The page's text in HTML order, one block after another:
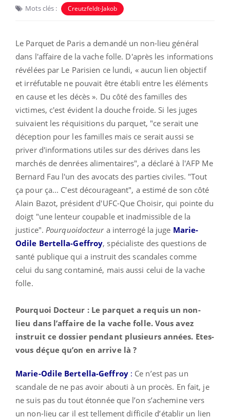
Mots clés : Creutzfeldt-Jakob
Le Parquet de Paris a demandé un non-lieu général
dans l'affaire de la vache folle. D'après les informations
révélées par Le Parisien ce lundi, « aucun lien objectif
et irréfutable ne pouvait être établi entre les éléments
en cause et les décès ». Du côté des familles des
victimes, c'est évident la douche froide. Si les juges
suivaient les réquisitions du parquet, "ce serait une
déception pour les familles mais ce serait aussi se
priver d'informations utiles sur des dérives dans les
marchés de denrées alimentaires", a déclaré à l'AFP Me
Bernard Fau l'un des avocats des parties civiles. "Tout
ça pour ça... C'est décourageant", a estimé de son côté
Alain Bazot, président d'UFC-Que Choisir, qui pointe du
doigt "une lenteur coupable et inadmissible de la
justice". Pourquoidocteura interrogé la juge Marie-
Odile Bertella-Geffroy, spécialiste des questions de
santé publique qui a instruit des scandales comme
celui du sang contaminé, mais aussi celui de la vache
folle.
Pourquoi Docteur : Le parquet a requis un non-
lieu dans l’affaire de la vache folle. Vous avez
instruit ce dossier pendant plusieurs années. Etes-
vous déçue qu’on en arrive là ?
Marie-Odile Bertella-Geffroy: Ce n’est pas un
scandale de ne pas avoir abouti à un procès. En fait, je
ne suis pas du tout étonnée que l’on s’achemine vers
un non-lieu car il est tellement difficile d’établir un lien